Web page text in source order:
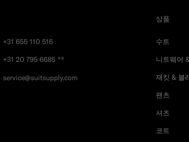
+31 655 110 516
+31 20 795 6685 무료
service@suitsupply.com
상품
수트
니트웨어
재킷 & 블
팬츠
셔츠
코트